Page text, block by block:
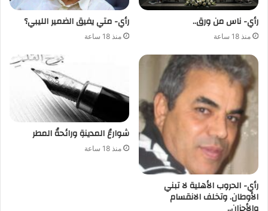
رأي- ناس من ورق..
منذ 18 ساعة
رأي- متي يفيق الضمير الليبي؟
منذ 18 ساعة
رأي- الحروب الأهلية لا تبني
الأوطان. وتخلف الانقسام
شوارعُ المدينةِ ورائحةُ المطر
منذ 18 ساعة